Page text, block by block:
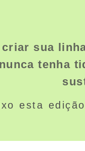
criar sua
tenha
esta